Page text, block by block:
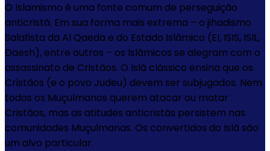
O Islamismo é uma fonte comum de perseguição
anticristã. Em sua forma mais extrema – o jihadismo
Salafista da Al Qaeda e do Estado Islâmico (EI, ISIS, ISIL,
Daesh), entre outros – os Islâmicos se alegram com o
assassinato de Cristãos. O Islã clássico ensina que os
Cristãos (e o povo Judeu) devem ser subjugados. Nem
todos os Muçulmanos querem atacar ou matar
Cristãos, mas as atitudes anticristãs persistem nas
comunidades Muçulmanas. Os convertidos do Islã são
um alvo particular.